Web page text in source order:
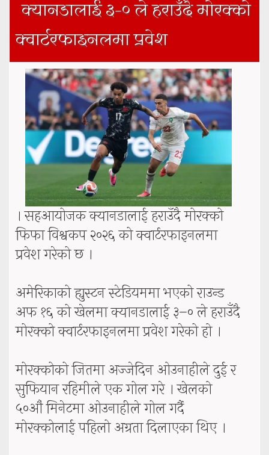
क्यानडालाई ३–० ले हराउँदै मोरक्को
क्वार्टरफाइनलमा प्रवेश
। सहआयोजक क्यानडालाई हराउँदै मोरक्को
फिफा विश्वकप २०२६ को क्वार्टरफाइनलमा
प्रवेश गरेको छ ।
अमेरिकाको ह्युस्टन स्टेडियममा भएको राउन्ड
अफ १६ को खेलमा क्यानडालाई ३–० ले हराउँदै
मोरक्को क्वार्टरफाइनलमा प्रवेश गरेको हो ।
मोरक्कोको जितमा अज्जेदिन ओउनाहीले दुई र
सुफियान रहिमीले एक गोल गरे । खेलको
५०औं मिनेटमा ओउनाहीले गोल गर्दै
मोरक्कोलाई पहिलो अग्रता दिलाएका थिए ।